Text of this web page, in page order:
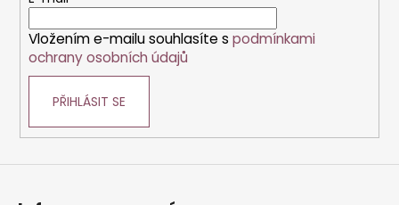
í
p
r
ý
p
Vložením e-mailu souhlasíte s podmínkami
ochrany osobních údajů
PŘIHLÁSIT SE